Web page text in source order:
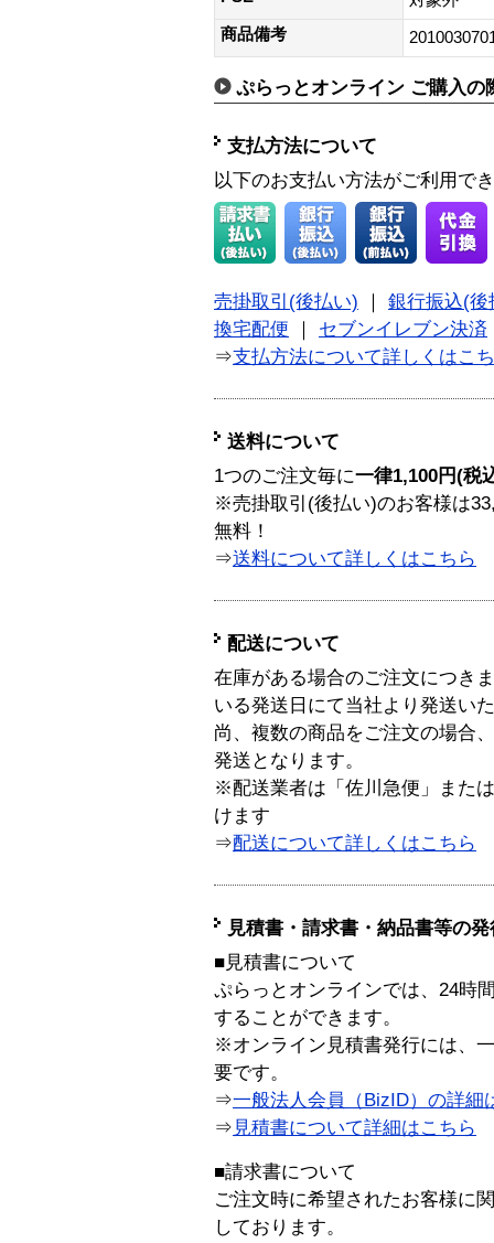
商品備考
ぷらっとオンライン ご購入の
支払方法について
以下のお支払い方法がご利用で
売掛取引(後払い)
銀行振込(後
換宅配便
セブンイレブン決済
⇒支払方法について詳しくはこ
送料について
1つのご注文毎に一律1,100円(税
※売掛取引(後払い)のお客様は
無料！
⇒送料について詳しくはこちら
配送について
在庫がある場合のご注文につき
いる発送日にて当社より発送い
尚、複数の商品をご注文の場合
発送となります。
※配送業者は「佐川急便」また
けます
⇒配送について詳しくはこちら
見積書・請求書・納品書等の
■見積書について
ぷらっとオンラインでは、24時
することができます。
※オンライン見積書発行には、
要です。
⇒一般法人会員（BizID）の詳細
⇒ 見積書について詳細はこちら
■請求書について
ご注文時に希望されたお客様に
しております。